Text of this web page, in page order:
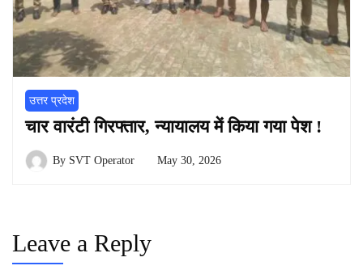
उत्तर प्रदेश
चार वारंटी गिरफ्तार, न्यायालय में किया गया पेश !
By SVT Operator May 30, 2026
Leave a Reply